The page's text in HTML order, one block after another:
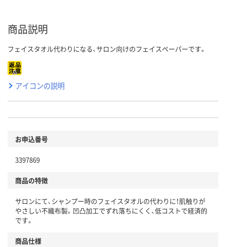
商品説明
フェイスタオル代わりになる、サロン向けのフェイスペーパーです。
アイコンの説明
お申込番号
3397869
商品の特徴
サロンにて、シャンプー時のフェイスタオルの代わりに！肌触りが
やさしい不織布製。凹凸加工でずれ落ちにくく、低コストで経済的
です。
商品仕様